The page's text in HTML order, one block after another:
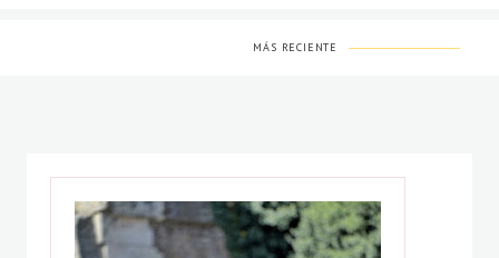
MÁS RECIENTE